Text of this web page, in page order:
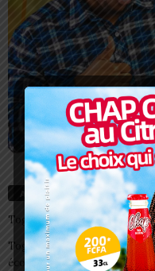
Articles récents
Togo/ Boissons
Togo/ Rentrée scolaire
écoles autorisées